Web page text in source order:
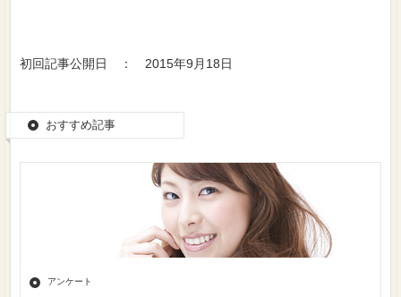
初回記事公開日 ： 2015年9月18日
おすすめ記事
アンケート